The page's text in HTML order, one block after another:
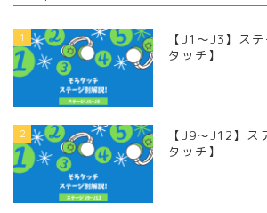
1
【J1〜J3】ス
タッチ】
2
【J9〜J12】ス
タッチ】